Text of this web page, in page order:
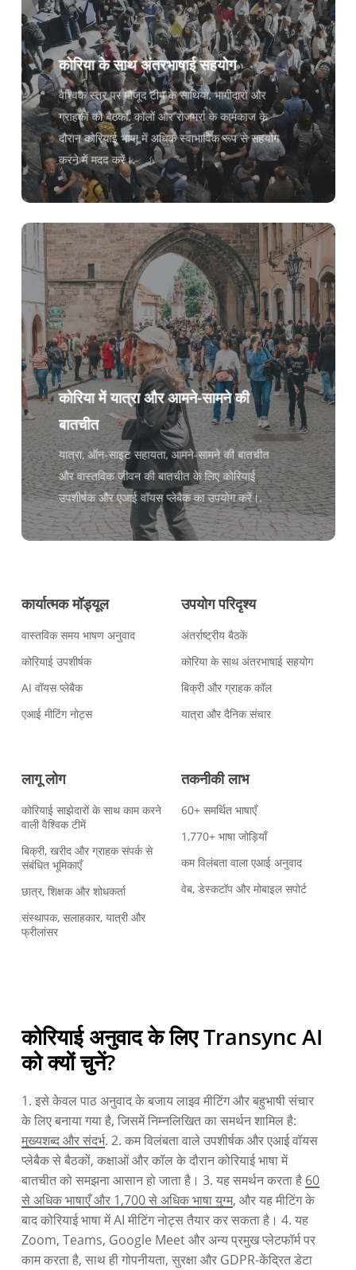
कोरिया के साथ अंतरभाषाई सहयोग
वैश्विक स्तर पर मौजूद टीम के साथियों, भागीदारों और
ग्राहकों को बैठकों, कॉलों और रोजमर्रा के कामकाज के
दौरान कोरियाई भाषा में अधिक स्वाभाविक रूप से सहयोग
करने में मदद करें।.
कोरिया में यात्रा और आमने-सामने की
बातचीत
यात्रा, ऑन-साइट सहायता, आमने-सामने की बातचीत
और वास्तविक जीवन की बातचीत के लिए कोरियाई
उपशीर्षक और एआई वॉयस प्लेबैक का उपयोग करें।.
कार्यात्मक मॉड्यूल
वास्तविक समय भाषण अनुवाद
कोरियाई उपशीर्षक
AI वॉयस प्लेबैक
एआई मीटिंग नोट्स
उपयोग परिदृश्य
अंतर्राष्ट्रीय बैठकें
कोरिया के साथ अंतरभाषाई सहयोग
बिक्री और ग्राहक कॉल
यात्रा और दैनिक संचार
लागू लोग
कोरियाई साझेदारों के साथ काम करने
वाली वैश्विक टीमें
बिक्री, खरीद और ग्राहक संपर्क से
संबंधित भूमिकाएँ
छात्र, शिक्षक और शोधकर्ता
संस्थापक, सलाहकार, यात्री और
फ्रीलांसर
तकनीकी लाभ
60+ समर्थित भाषाएँ
1,770+ भाषा जोड़ियाँ
कम विलंबता वाला एआई अनुवाद
वेब, डेस्कटॉप और मोबाइल सपोर्ट
कोरियाई अनुवाद के लिए Transync AI
को क्यों चुनें?
1. इसे केवल पाठ अनुवाद के बजाय लाइव मीटिंग और बहुभाषी संचार
के लिए बनाया गया है, जिसमें निम्नलिखित का समर्थन शामिल है:
मुख्यशब्द और संदर्भ. 2. कम विलंबता वाले उपशीर्षक और एआई वॉयस
प्लेबैक से बैठकों, कक्षाओं और कॉल के दौरान कोरियाई भाषा में
बातचीत को समझना आसान हो जाता है। 3. यह समर्थन करता है 60
से अधिक भाषाएँ और 1,700 से अधिक भाषा युग्म, और यह मीटिंग के
बाद कोरियाई भाषा में AI मीटिंग नोट्स तैयार कर सकता है। 4. यह
Zoom, Teams, Google Meet और अन्य प्रमुख प्लेटफॉर्म पर
काम करता है, साथ ही गोपनीयता, सुरक्षा और GDPR-केंद्रित डेटा